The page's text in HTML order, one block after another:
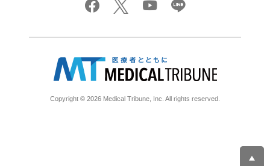
Copyright © 2026 Medical Tribune, Inc. All rights reserved.